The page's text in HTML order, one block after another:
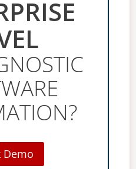
Demo